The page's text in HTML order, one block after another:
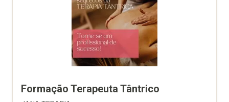
Formação Terapeuta Tântrico